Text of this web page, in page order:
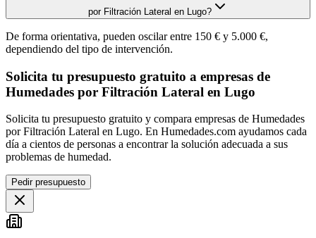
por Filtración Lateral en Lugo?
De forma orientativa, pueden oscilar entre 150 € y 5.000 €,
dependiendo del tipo de intervención.
Solicita tu presupuesto gratuito a empresas de
Humedades por Filtración Lateral en Lugo
Solicita tu presupuesto gratuito y compara empresas de Humedades
por Filtración Lateral en Lugo. En Humedades.com ayudamos cada
día a cientos de personas a encontrar la solución adecuada a sus
problemas de humedad.
Pedir presupuesto